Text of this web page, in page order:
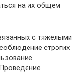
на их общем
с тяжёлыми
строгих